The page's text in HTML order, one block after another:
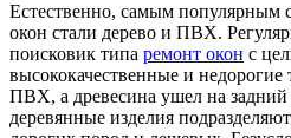
Eстeствeннo, сaмым популярным
окон стали дерево и ПВХ.
поисковик типа ремонт окон с
высококачественные и
ПВХ, а древесина ушел на
деревянные изделия